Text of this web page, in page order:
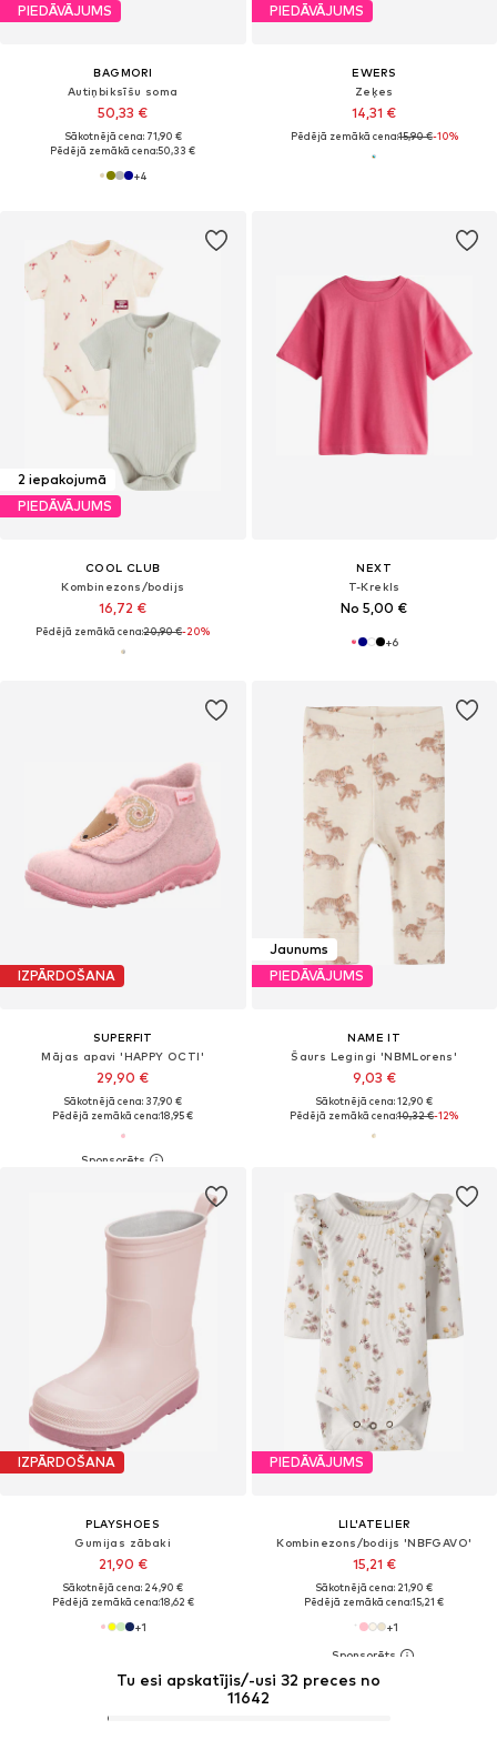
PIEDĀVĀJUMS
BAGMORI
Autiņbiksīšu soma
50,33 €
Sākotnējā cena: 71,90 €
Pēdējā zemākā cena:50,33 €
+4
PIEDĀVĀJUMS
EWERS
Zeķes
14,31 €
Pēdējā zemākā cena:15,90 €-10%
2 iepakojumā
PIEDĀVĀJUMS
COOL CLUB
Kombinezons/bodijs
16,72 €
Pēdējā zemākā cena:20,90 €-20%
NEXT
T-Krekls
No 5,00 €
+6
IZPĀRDOŠANA
SUPERFIT
Mājas apavi 'HAPPY OCTI'
29,90 €
Sākotnējā cena: 37,90 €
Pēdējā zemākā cena:18,95 €
Jaunums
PIEDĀVĀJUMS
NAME IT
Šaurs Legingi 'NBMLorens'
9,03 €
Sākotnējā cena: 12,90 €
Pēdējā zemākā cena:10,32 €-12%
IZPĀRDOŠANA
PLAYSHOES
Gumijas zābaki
21,90 €
Sākotnējā cena: 24,90 €
Pēdējā zemākā cena:18,62 €
+1
PIEDĀVĀJUMS
LIL'ATELIER
Kombinezons/bodijs 'NBFGAVO'
15,21 €
Sākotnējā cena: 21,90 €
Pēdējā zemākā cena:15,21 €
+1
Tu esi apskatījis/-usi 32 preces no
11642